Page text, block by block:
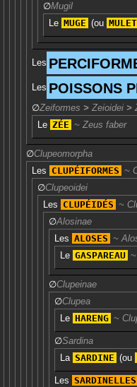
∅Mugil
Le MUGE (ou MULET
Les
Les POISSONS
∅Zeiformes > Zeioidei >
Le ZÉE Zeus faber
∅Clupeomorpha
Les CLUPÉIFORMES
∅Clupeoidei
Les CLUPÉIDÉS
∅Alosinae
Les ALOSES
Le GASPAREAU
∅Clupeinae
∅Clupea
Le HARENG
∅Sardina
La SARDINE (ou
Les SARDINELLES